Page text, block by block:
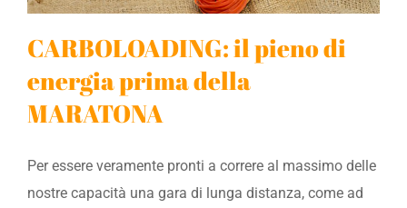
CARBOLOADING: il pieno di
energia prima della
MARATONA
Per essere veramente pronti a correre al massimo delle
nostre capacità una gara di lunga distanza, come ad